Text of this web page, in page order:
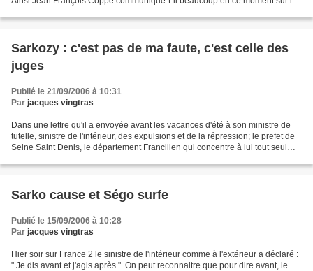
Sarkozy : c'est pas de ma faute, c'est celle des
juges
Publié le 21/09/2006 à 10:31
Par jacques vingtras
Dans une lettre qu'il a envoyée avant les vacances d'été à son ministre de
tutelle, sinistre de l'intérieur, des expulsions et de la répression; le prefet de
Seine Saint Denis, le département Francilien qui concentre à lui tout seul
Sarko cause et Ségo surfe
Publié le 15/09/2006 à 10:28
Par jacques vingtras
Hier soir sur France 2 le sinistre de l'intérieur comme à l'extérieur a déclaré :
" Je dis avant et j'agis après ". On peut reconnaitre que pour dire avant, le